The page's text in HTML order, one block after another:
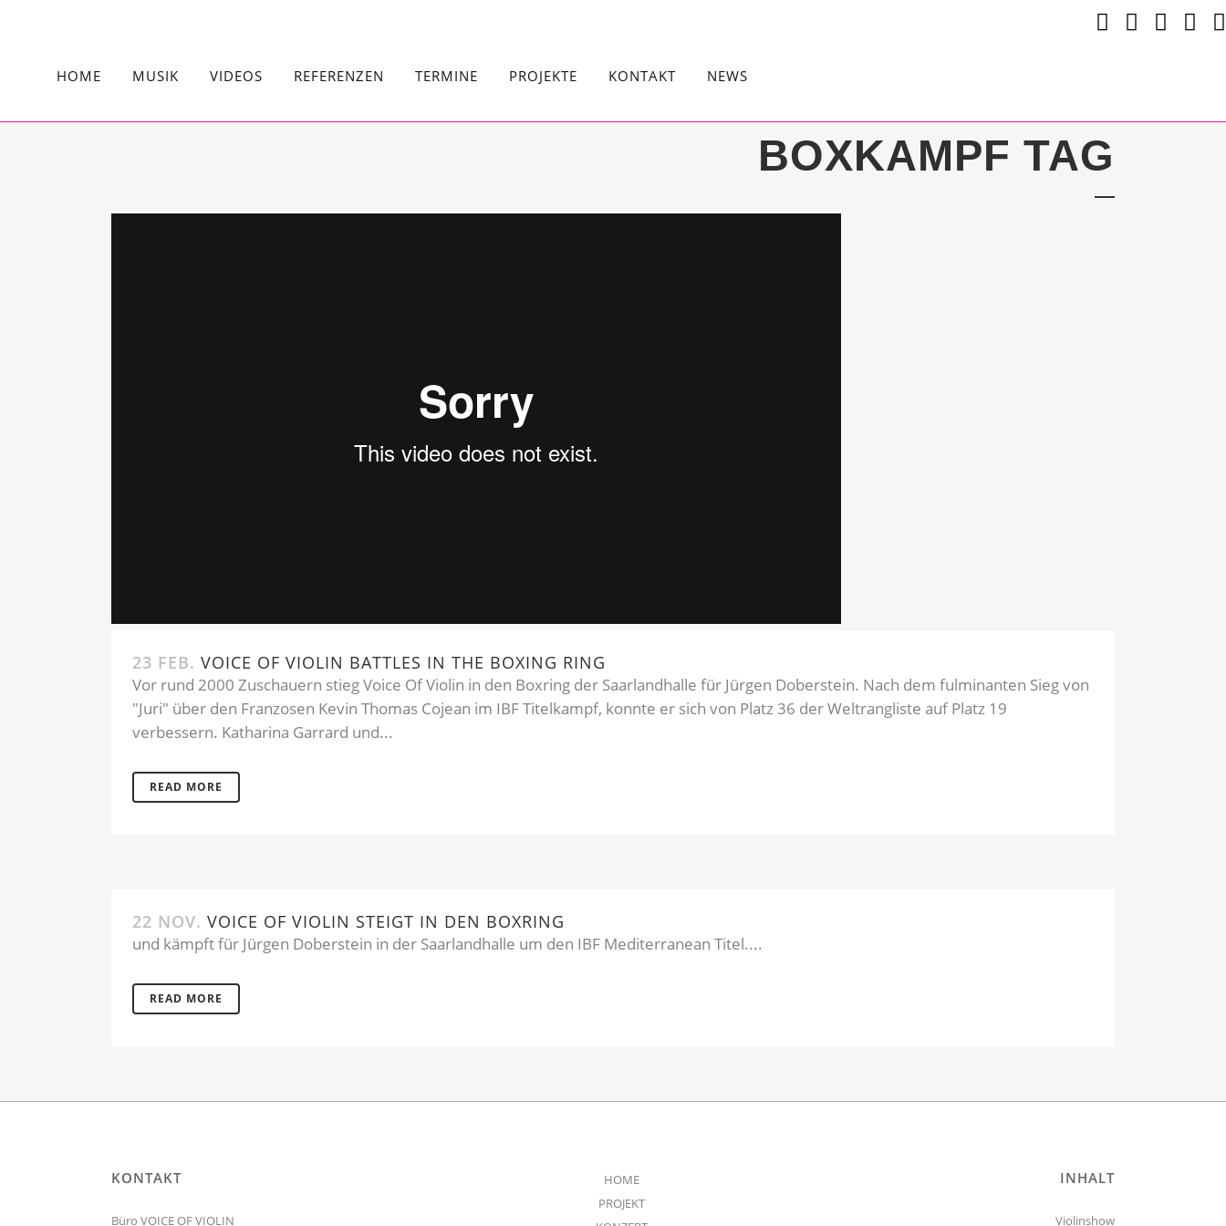
HOME MUSIK VIDEOS REFERENZEN TERMINE PROJEKTE KONTAKT NEWS
BOXKAMPF TAG
23 FEB. VOICE OF VIOLIN BATTLES IN THE BOXING RING
Vor rund 2000 Zuschauern stieg Voice Of Violin in den Boxring der Saarlandhalle für Jürgen Doberstein. Nach dem fulminanten Sieg von
"Juri" über den Franzosen Kevin Thomas Cojean im IBF Titelkampf, konnte er sich von Platz 36 der Weltrangliste auf Platz 19
verbessern. Katharina Garrard und...
READ MORE
22 NOV. VOICE OF VIOLIN STEIGT IN DEN BOXRING
und kämpft für Jürgen Doberstein in der Saarlandhalle um den IBF Mediterranean Titel....
READ MORE
KONTAKT
Büro VOICE OF VIOLIN
HOME
PROJEKT
INHALT
Violinshow